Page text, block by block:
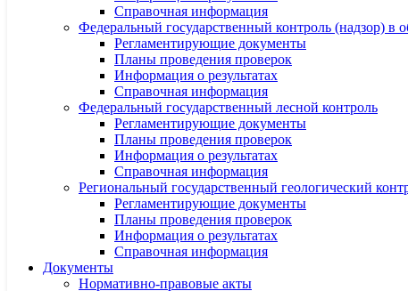
Справочная информация
Федеральный государственный контроль (надзор) в
Регламентирующие документы
Планы проведения проверок
Информация о результатах
Справочная информация
Федеральный государственный лесной контроль
Регламентирующие документы
Планы проведения проверок
Информация о результатах
Справочная информация
Региональный государственный геологический
Регламентирующие документы
Планы проведения проверок
Информация о результатах
Справочная информация
Документы
Нормативно-правовые акты